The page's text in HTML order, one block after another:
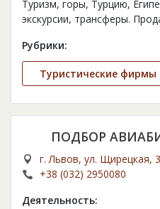
Туризм, горы, Турцию,
экскурсии, трансферы.
Рубрики:
Туристические фирмы
ПОДБОР
г. Львов, ул. Щирецкая,
+38 (032) 2950080
Деятельность: